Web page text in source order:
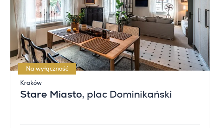
Na wyłączność
Kraków
Stare Miasto, plac Dominikański